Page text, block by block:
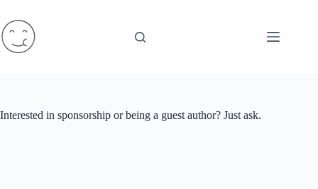
contenido
Interested in sponsorship or being a guest author? Just ask.